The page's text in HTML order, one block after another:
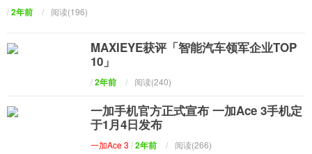
/2年前 / 阅读(196)
MAXIEYE获评「智能汽车领军企业TOP
10」
/2年前 / 阅读(240)
一加手机官方正式宣布 一加Ace 3手机定
于1月4日发布
一加Ace 3 /2年前 / 阅读(266)